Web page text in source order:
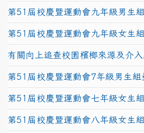
第51屆校慶暨運動會九年級男生
第51屆校慶暨運動會九年級女生
有關向上追查校園檳榔來源及介入
第51屆校慶暨運動會7年級男生組
第51屆校慶暨運動會七年級女生
第51屆校慶暨運動會八年級女生